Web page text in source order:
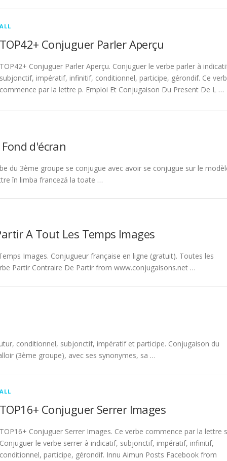
ALL
TOP42+ Conjuguer Parler Aperçu
TOP42+ Conjuguer Parler Aperçu. Conjuguer le verbe parler à
subjonctif, impératif, infinitif, conditionnel, participe, gérondif. Ce
commence par la lettre p. Emploi Et Conjugaison Du Present De L …
d'écran
du 3ème groupe se conjugue avec avoir se conjugue sur le
în limba franceză la toate …
A Tout Les Temps Images
Images. Conjugueur française en ligne (gratuit). Toutes les
Partir Contraire De Partir from www.conjugaisons.net …
conditionnel, subjonctif, impératif et participe. Conjugaison du
(3ème groupe), avec ses synonymes, sa …
ALL
TOP16+ Conjuguer Serrer Images
TOP16+ Conjuguer Serrer Images. Ce verbe commence par la lettre
Conjuguer le verbe serrer à indicatif, subjonctif, impératif, infinitif,
conditionnel, participe, gérondif. Innu Aimun Posts Facebook from